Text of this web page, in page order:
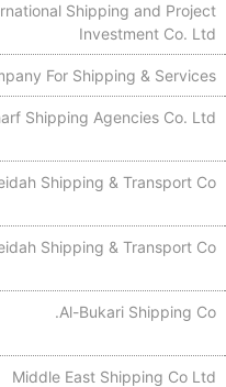
Shipping and Project
Investment Co. Ltd
For Shipping & Services
Shipping Agencies Co. Ltd
Shipping & Transport Co.
Shipping & Transport Co.
Al-Bukari Shipping Co.
Middle East Shipping Co Ltd